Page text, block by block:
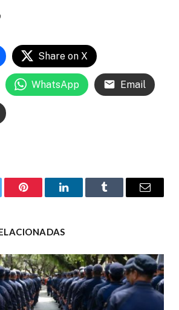
Share on X
WhatsApp Email
Pinterest LinkedInTumblr Email